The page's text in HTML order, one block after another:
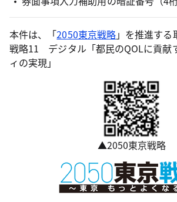
本件は、「2050東京戦略」を推進する
戦略11 デジタル「都民のQOLに貢献
ィの実現」
▲2050東京戦略